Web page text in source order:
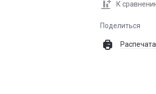
К
Поделиться